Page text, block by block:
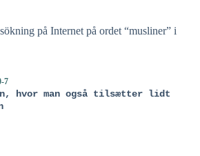
på Internet på ordet “musliner” i
7
hvor man også tilsætter lidt